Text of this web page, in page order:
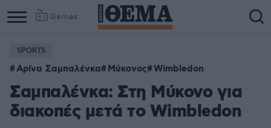
Games
Column
1
Column
2
SPORTS
Αρίνα Σαμπαλένκα Μύκονος Wimbledon
Σαμπαλένκα: Στη Μύκονο για
διακοπές μετά το Wimbledon